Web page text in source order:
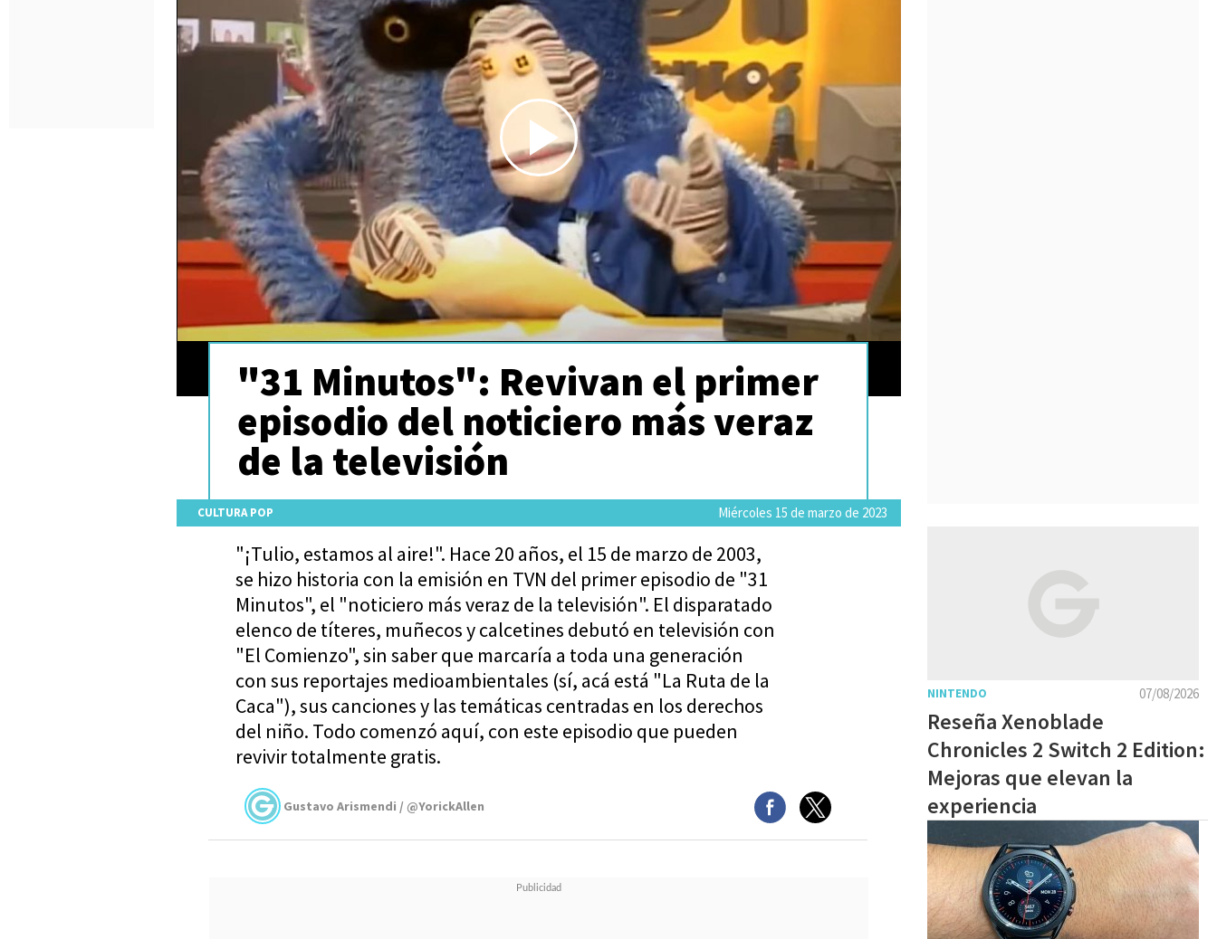
Play
Video
"31 Minutos": Revivan el primer
episodio del noticiero más veraz
de la televisión
Miércoles 15 de marzo de 2023
CULTURA POP
"¡Tulio, estamos al aire!". Hace 20 años, el 15 de marzo de 2003,
se hizo historia con la emisión en TVN del primer episodio de "31
Minutos", el "noticiero más veraz de la televisión". El disparatado
elenco de títeres, muñecos y calcetines debutó en televisión con
"El Comienzo", sin saber que marcaría a toda una generación
con sus reportajes medioambientales (sí, acá está "La Ruta de la
Caca"), sus canciones y las temáticas centradas en los derechos
del niño. Todo comenzó aquí, con este episodio que pueden
revivir totalmente gratis.
Gustavo Arismendi / @YorickAllen
07/08/2026
NINTENDO
Reseña Xenoblade
Chronicles 2 Switch 2 Edition:
Mejoras que elevan la
experiencia